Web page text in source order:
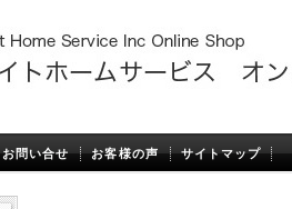
お問い合せ お客様の声 サイトマップ